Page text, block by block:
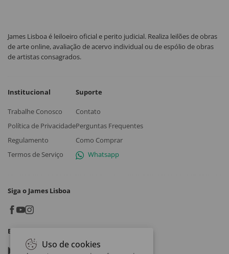
James Lisboa é leiloeiro oficial e perito judicial. Realiza leilões de obras
de arte online, avaliação de acervo individual ou de espólio de obras
de artistas consagrados.
Institucional
Trabalhe Conosco
Política de Privacidade
Regulamento
Termos de Serviço
Suporte
Contato
Perguntas Frequentes
Como Comprar
Whatsapp
Siga o James Lisboa
Baixe o App
Google play
Uso de cookies